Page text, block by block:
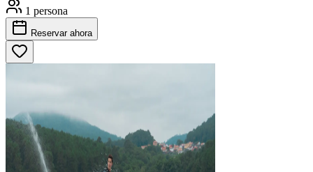
1 persona
Reservar ahora